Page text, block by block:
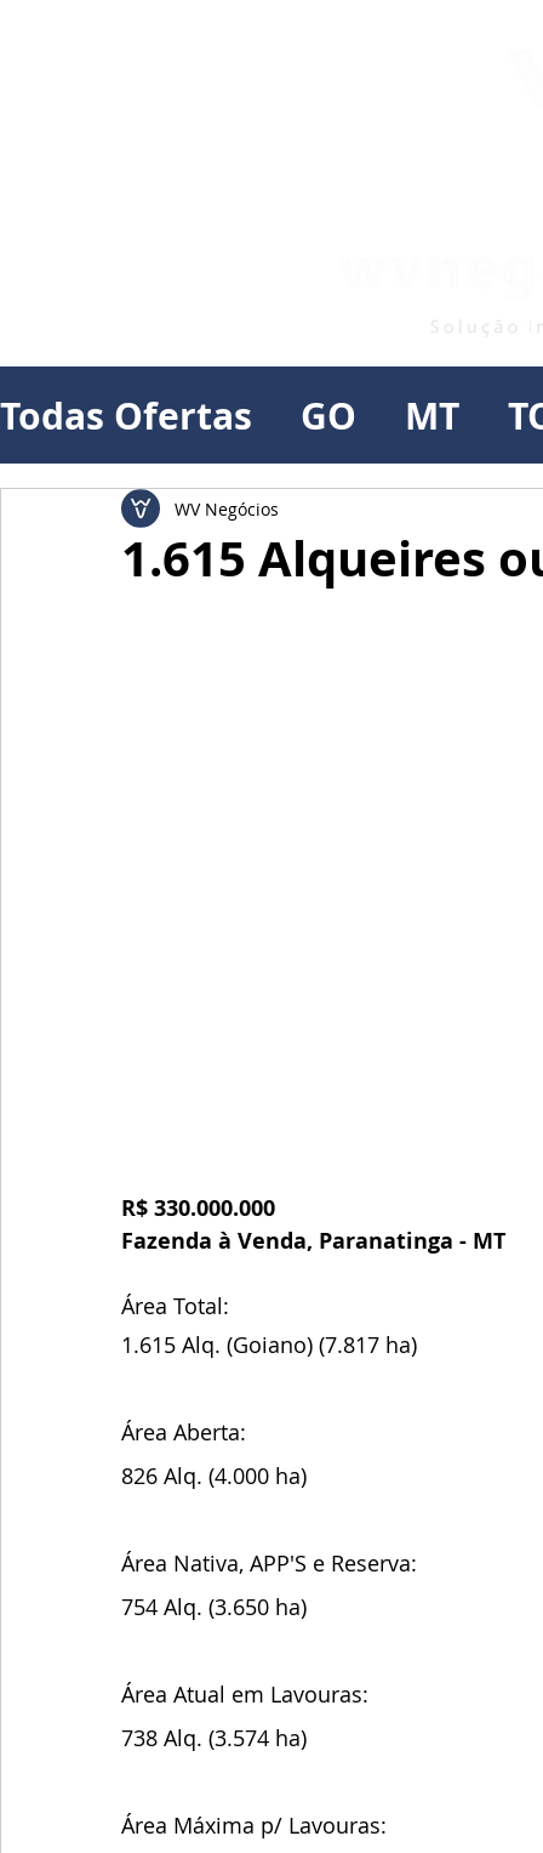
Todas Ofertas GO MT
1.615 Alqueires
WV Negócios
R$ 330.000.000
Fazenda à Venda, Paranatinga - MT
Área Total:
1.615 Alq. (Goiano) (7.817 ha)
Área Aberta:
826 Alq. (4.000 ha)
Área Nativa, APP'S e Reserva:
754 Alq. (3.650 ha)
Área Atual em Lavouras:
738 Alq. (3.574 ha)
Área Máxima p/ Lavouras: